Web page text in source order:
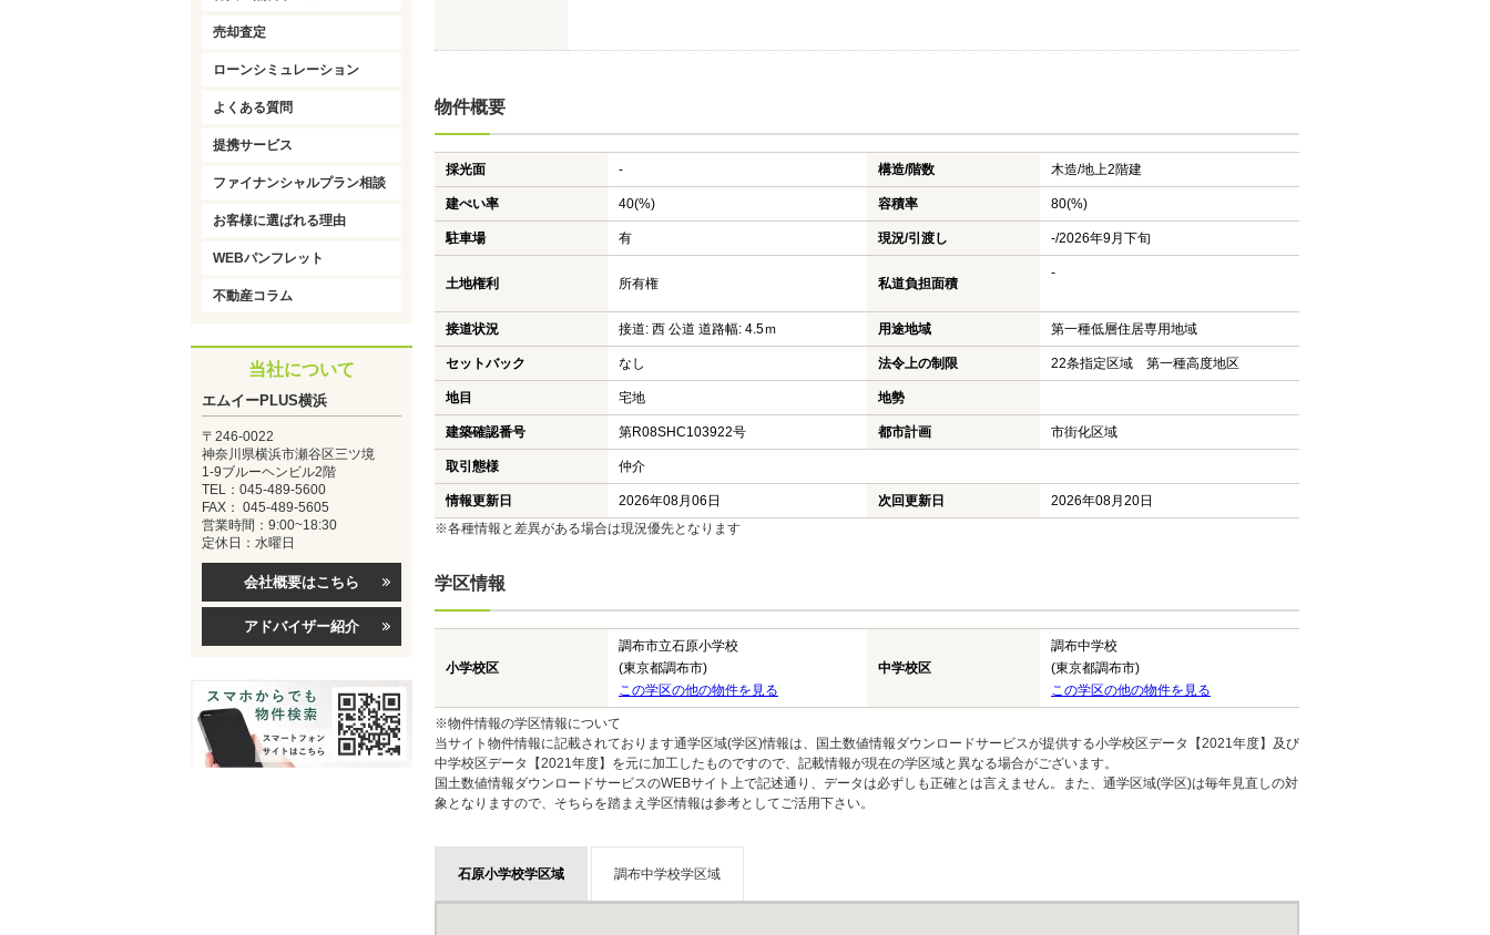
物件概要
採光面 - 構造/階数 木造/地上2階建
建ぺい率 40(%) 容積率 80(%)
駐車場 有 現況/引渡し -/2026年9月下旬
土地権利 所有権 私道負担面積
-
接道状況 接道: 西 公道 道路幅: 4.5ｍ 用途地域 第一種低層住居専用地域
セットバック なし 法令上の制限 22条指定区域 第一種高度地区
地目 宅地 地勢
建築確認番号 第R08SHC103922号 都市計画 市街化区域
取引態様 仲介
情報更新日 2026年08月06日 次回更新日
2026年08月20日
※各種情報と差異がある場合は現況優先となります
学区情報
小学校区
調布市立石原小学校
(東京都調布市)
この学区の他の物件を見る
中学校区
調布中学校
(東京都調布市)
この学区の他の物件を見る
※物件情報の学区情報について
当サイト物件情報に記載されております通学区域(学区)情報は、国土数値情報ダウンロードサービスが提供する小学校区データ【2021年度】及び
中学校区データ【2021年度】を元に加工したものですので、記載情報が現在の学区域と異なる場合がございます。
国土数値情報ダウンロードサービスのWEBサイト上で記述通り、データは必ずしも正確とは言えません。また、通学区域(学区)は毎年見直しの対
象となりますので、そちらを踏まえ学区情報は参考としてご活用下さい。
石原小学校学区域 調布中学校学区域
売却査定
ローンシミュレーション
よくある質問
提携サービス
ファイナンシャルプラン相談
お客様に選ばれる理由
WEBパンフレット
不動産コラム
当社について
エムイーPLUS横浜
〒246-0022
神奈川県横浜市瀬谷区三ツ境
1-9ブルーヘンビル2階
TEL：045-489-5600
FAX： 045-489-5605
営業時間：9:00~18:30
定休日：水曜日
会社概要はこちら
アドバイザー紹介